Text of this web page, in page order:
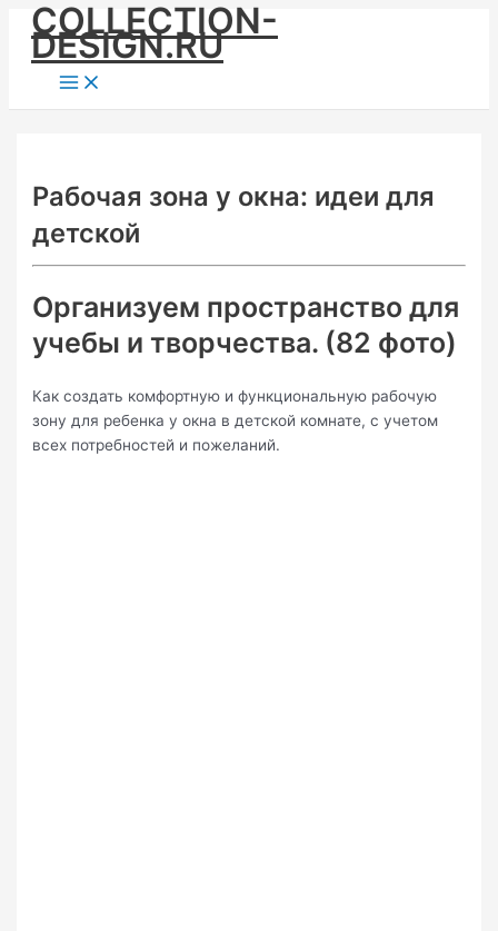
Skip
content
COLLECTION-
DESIGN.RU
Main
Menu
Рабочая зона у окна: идеи для
детской
Организуем пространство для
учебы и творчества. (82 фото)
Как создать комфортную и функциональную рабочую
зону для ребенка у окна в детской комнате, с учетом
всех потребностей и пожеланий.